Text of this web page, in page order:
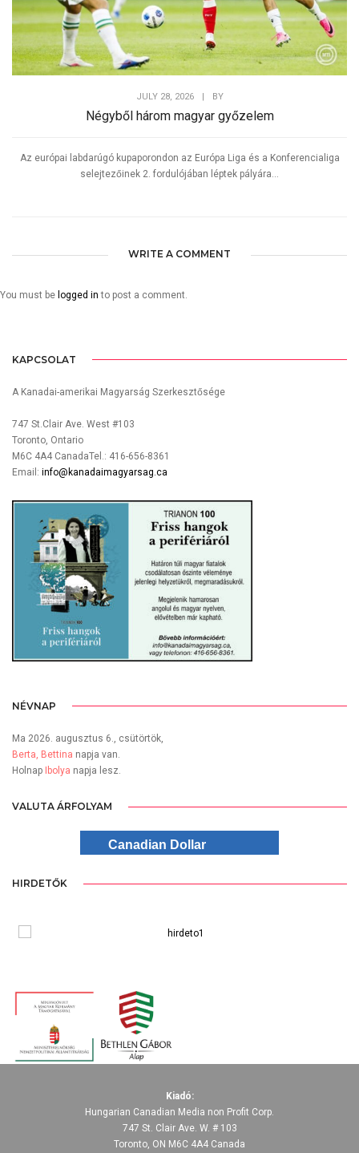
JULY 28, 2026 | BY
Négyből három magyar győzelem
Az európai labdarúgó kupaporondon az Európa Liga és a Konferencialiga
selejtezőinek 2. fordulójában léptek pályára...
WRITE A COMMENT
You must be logged in to post a comment.
KAPCSOLAT
A Kanadai-amerikai Magyarság Szerkesztősége
747 St.Clair Ave. West #103
Toronto, Ontario
M6C 4A4 CanadaTel.: 416-656-8361
Email: info@kanadaimagyarsag.ca
NÉVNAP
Ma 2026. augusztus 6., csütörtök,
Berta, Bettina napja van.
Holnap Ibolya napja lesz.
VALUTA ÁRFOLYAM
Canadian Dollar
HIRDETŐK
Kiadó:
Hungarian Canadian Media non Profit Corp.
747 St. Clair Ave. W. # 103
Toronto, ON M6C 4A4 Canada